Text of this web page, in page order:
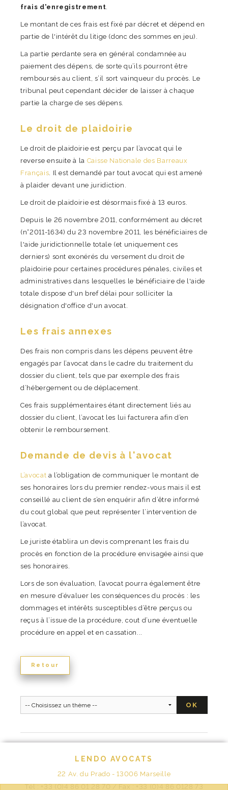
frais d'enregistrement.
Le montant de ces frais est fixé par décret et dépend en
partie de l'intérêt du litige (donc des sommes en jeu).
La partie perdante sera en général condamnée au
paiement des dépens, de sorte qu’ils pourront être
remboursés au client, s’il sort vainqueur du procès. Le
tribunal peut cependant décider de laisser à chaque
partie la charge de ses dépens.
Le droit de plaidoirie
Le droit de plaidoirie est perçu par l’avocat qui le
reverse ensuite à la Caisse Nationale des Barreaux
Français. Il est demandé par tout avocat qui est amené
à plaider devant une juridiction.
Le droit de plaidoirie est désormais fixé à 13 euros.
Depuis le 26 novembre 2011, conformément au décret
(n°2011-1634) du 23 novembre 2011, les bénéficiaires de
l'aide juridictionnelle totale (et uniquement ces
derniers) sont exonérés du versement du droit de
plaidoirie pour certaines procédures pénales, civiles et
administratives dans lesquelles le bénéficiaire de l'aide
totale dispose d'un bref délai pour solliciter la
désignation d'office d'un avocat.
Les frais annexes
Des frais non compris dans les dépens peuvent être
engagés par l’avocat dans le cadre du traitement du
dossier du client, tels que par exemple des frais
d’hébergement ou de déplacement.
Ces frais supplémentaires étant directement liés au
dossier du client, l’avocat les lui facturera afin d’en
obtenir le remboursement.
Demande de devis à l'avocat
L’avocat a l’obligation de communiquer le montant de
ses honoraires lors du premier rendez-vous mais il est
conseillé au client de s’en enquérir afin d’être informé
du cout global que peut représenter l’intervention de
l’avocat.
Le juriste établira un devis comprenant les frais du
procès en fonction de la procédure envisagée ainsi que
ses honoraires.
Lors de son évaluation, l’avocat pourra également être
en mesure d’évaluer les conséquences du procès : les
dommages et intérêts susceptibles d’être perçus ou
reçus à l’issue de la procédure, cout d’une éventuelle
procédure en appel et en cassation...
Retour
LENDO AVOCATS
22 Av. du Prado - 13006 Marseille
Tél : +33 (0)4 86 01 28 70 / Fax : +33 (0)4 86 0128 73